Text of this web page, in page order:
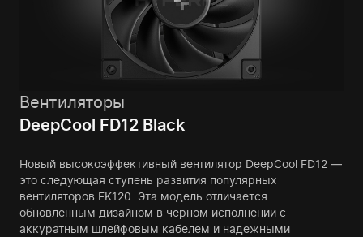
Вентиляторы
DeepCool FD12 Black
Новый высокоэффективный вентилятор DeepCool FD12 —
это следующая ступень развития популярных
вентиляторов FK120. Эта модель отличается
обновленным дизайном в черном исполнении с
аккуратным шлейфовым кабелем и надежными